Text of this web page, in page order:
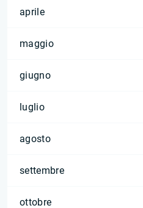
aprile
maggio
giugno
luglio
agosto
settembre
ottobre